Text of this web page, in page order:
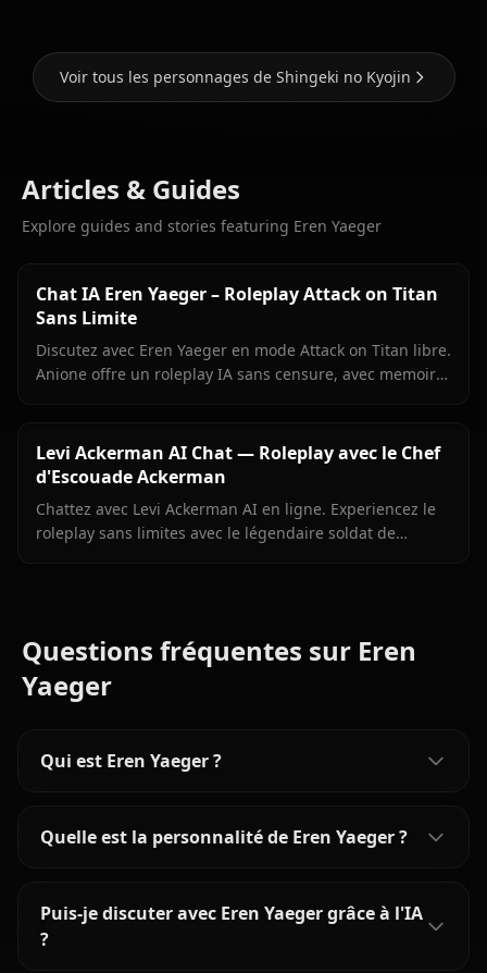
Voir tous les personnages de Shingeki no Kyojin
Articles & Guides
Explore guides and stories featuring Eren Yaeger
Chat IA Eren Yaeger – Roleplay Attack on Titan
Sans Limite
Discutez avec Eren Yaeger en mode Attack on Titan libre.
Anione offre un roleplay IA sans censure, avec memoire
Levi Ackerman AI Chat — Roleplay avec le Chef
d'Escouade Ackerman
Chattez avec Levi Ackerman AI en ligne. Experiencez le
roleplay sans limites avec le légendaire soldat de
Questions fréquentes sur Eren
Yaeger
Qui est Eren Yaeger ?
Quelle est la personnalité de Eren Yaeger ?
Puis-je discuter avec Eren Yaeger grâce à l'IA
?